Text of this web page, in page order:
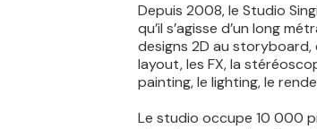
Depuis 2008, le Studio
qu’il s’agisse d’un long
designs 2D au
layout, les FX, la
painting, le lighting, le
Le studio occupe 10 000